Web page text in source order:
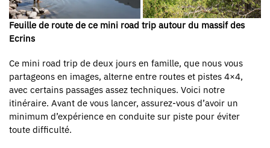
Feuille de route de ce mini road trip autour du massif des
Ecrins
Ce mini road trip de deux jours en famille, que nous vous
partageons en images, alterne entre routes et pistes 4×4,
avec certains passages assez techniques. Voici notre
itinéraire. Avant de vous lancer, assurez-vous d’avoir un
minimum d’expérience en conduite sur piste pour éviter
toute difficulté.